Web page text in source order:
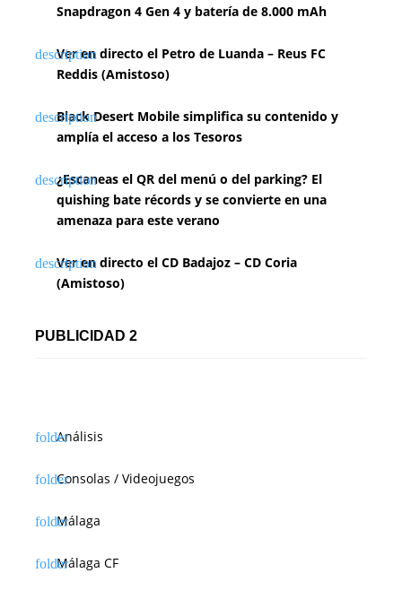
Snapdragon 4 Gen 4 y batería de 8.000 mAh
Ver en directo el Petro de Luanda – Reus FC
Reddis (Amistoso)
Black Desert Mobile simplifica su contenido y
amplía el acceso a los Tesoros
¿Escaneas el QR del menú o del parking? El
quishing bate récords y se convierte en una
amenaza para este verano
Ver en directo el CD Badajoz – CD Coria
(Amistoso)
PUBLICIDAD 2
Análisis
Consolas / Videojuegos
Málaga
Málaga CF